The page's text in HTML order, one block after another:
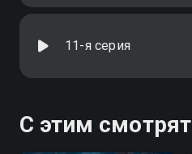
11-я серия
С этим смотрят